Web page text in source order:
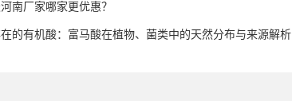
南厂家哪家更优惠？
的有机酸：富马酸在植物、菌类中的天然分布与来源解析